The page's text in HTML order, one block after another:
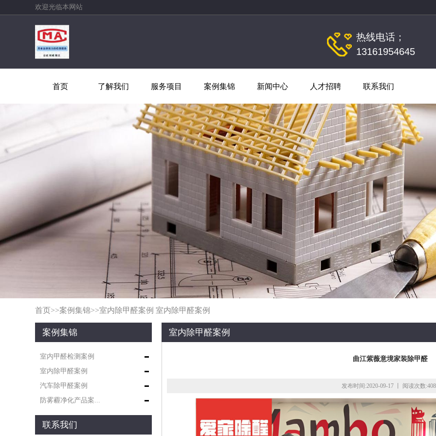
欢迎光临本网站
热线电话；
13161954645
首页 了解我们 服务项目 案例集锦 新闻中心 人才招聘 联系我们
首页>>案例集锦>>室内除甲醛案例 室内除甲醛案例
案例集锦
室内甲醛检测案例
室内除甲醛案例
汽车除甲醛案例
防雾霾净化产品案...
联系我们
室内除甲醛案例
曲江紫薇意境家装除甲醛
发布时间:2020-09-17 丨 阅读次数